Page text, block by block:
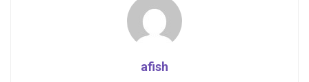
afish